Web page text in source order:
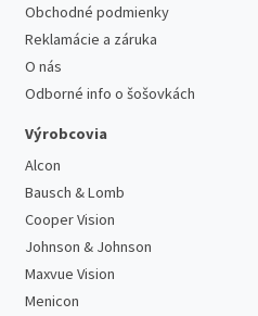
Obchodné podmienky
Reklamácie a záruka
O nás
Odborné info o šošovkách
Výrobcovia
Alcon
Bausch & Lomb
Cooper Vision
Johnson & Johnson
Maxvue Vision
Menicon